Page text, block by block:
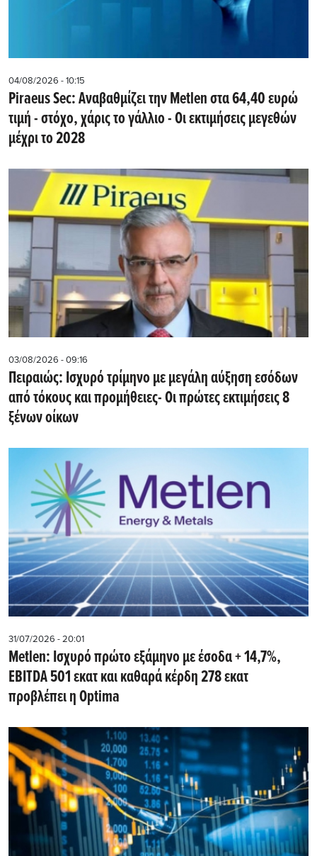
04/08/2026 - 10:15
Piraeus Sec: Αναβαθμίζει την Metlen στα 64,40 ευρώ
τιμή - στόχο, χάρις το γάλλιο - Οι εκτιμήσεις μεγεθών
μέχρι το 2028
03/08/2026 - 09:16
Πειραιώς: Ισχυρό τρίμηνο με μεγάλη αύξηση εσόδων
από τόκους και προμήθειες- Oι πρώτες εκτιμήσεις 8
ξένων οίκων
31/07/2026 - 20:01
Metlen: Iσχυρό πρώτο εξάμηνο με έσοδα + 14,7%,
EBITDA 501 εκατ και καθαρά κέρδη 278 εκατ
προβλέπει η Optima